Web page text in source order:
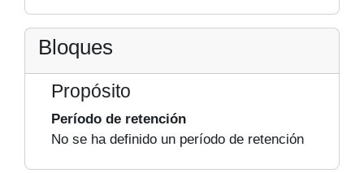
Bloques
Propósito
Período de retención
No se ha definido un período de retención